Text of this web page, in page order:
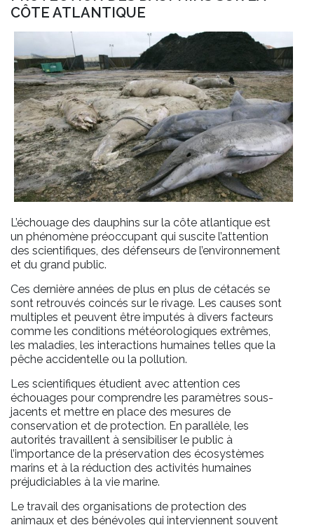
CÔTE ATLANTIQUE
L’échouage des dauphins sur la côte atlantique est
un phénomène préoccupant qui suscite l’attention
des scientifiques, des défenseurs de l’environnement
et du grand public.
Ces dernière années de plus en plus de cétacés se
sont retrouvés coincés sur le rivage. Les causes sont
multiples et peuvent être imputés à divers facteurs
comme les conditions météorologiques extrêmes,
les maladies, les interactions humaines telles que la
pêche accidentelle ou la pollution.
Les scientifiques étudient avec attention ces
échouages pour comprendre les paramètres sous-
jacents et mettre en place des mesures de
conservation et de protection. En parallèle, les
autorités travaillent à sensibiliser le public à
l’importance de la préservation des écosystèmes
marins et à la réduction des activités humaines
préjudiciables à la vie marine.
Le travail des organisations de protection des
animaux et des bénévoles qui interviennent souvent